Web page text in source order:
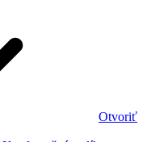
Otvoriť